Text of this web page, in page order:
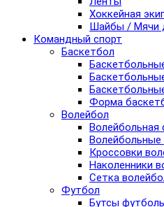
Хоккейная
Шайбы / Мячи
Командный спорт
Баскетбол
Форма
Волейбол
Волейбольная
Волейбольные
Кроссовки
Наколенники
Сетка
Футбол
Бутсы